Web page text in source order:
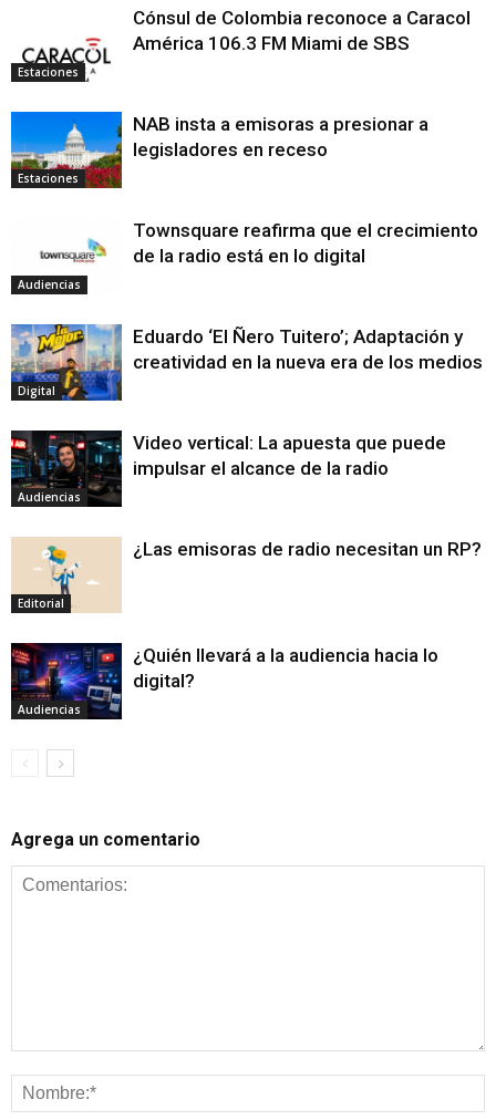
Estaciones
Cónsul de Colombia reconoce a Caracol
América 106.3 FM Miami de SBS
Estaciones
NAB insta a emisoras a presionar a
legisladores en receso
Audiencias
Townsquare reafirma que el crecimiento
de la radio está en lo digital
Digital
Eduardo ‘El Ñero Tuitero’; Adaptación y
creatividad en la nueva era de los medios
Audiencias
Video vertical: La apuesta que puede
impulsar el alcance de la radio
Editorial
¿Las emisoras de radio necesitan un RP?
Audiencias
¿Quién llevará a la audiencia hacia lo
digital?
Agrega un comentario